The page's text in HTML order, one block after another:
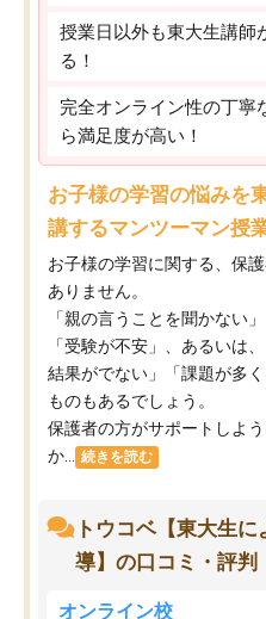
授業日以外も東大生講師
る！
完全オンライン性の丁寧
ら満足度が高い！
お子様の学習の悩みを
講するマンツーマン授
お子様の学習に関する、保
ありません。
「親の言うことを聞かない
「受験が不安」、あるいは
結果がでない」「課題が多
ものもあるでしょう。
保護者の方がサポートしよ
か...
続きを読む
トウコベ【東大生
導】の口コミ・評判
オンライン校